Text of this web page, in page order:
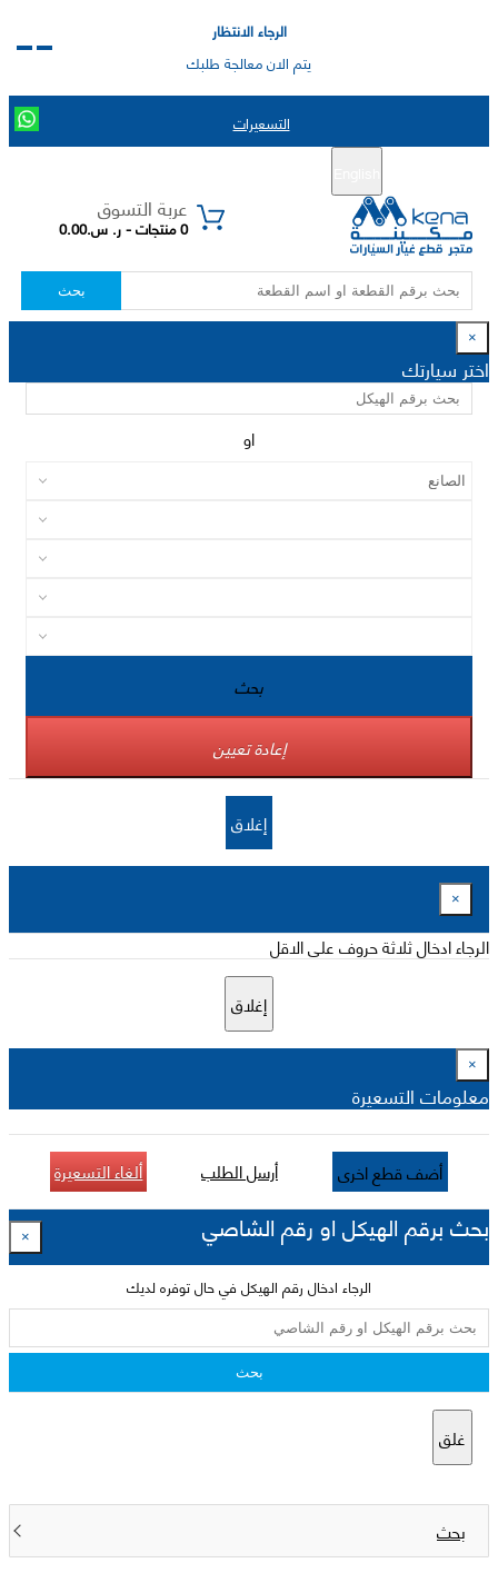
الرجاء الانتظار
يتم الان معالجة طلبك
التسعيرات
عربة التسوق
0 منتجات - ر. س.0.00
بحث
×
اختر سيارتك
او
بحث
إعادة تعيين
إغلاق
×
الرجاء ادخال ثلاثة حروف على الاقل
إغلاق
×
معلومات التسعيرة
أضف قطع اخرى أرسل الطلب ألغاء التسعيرة
بحث برقم الهيكل او رقم الشاصي ×
الرجاء ادخال رقم الهيكل في حال توفره لديك
بحث
غلق
بحث